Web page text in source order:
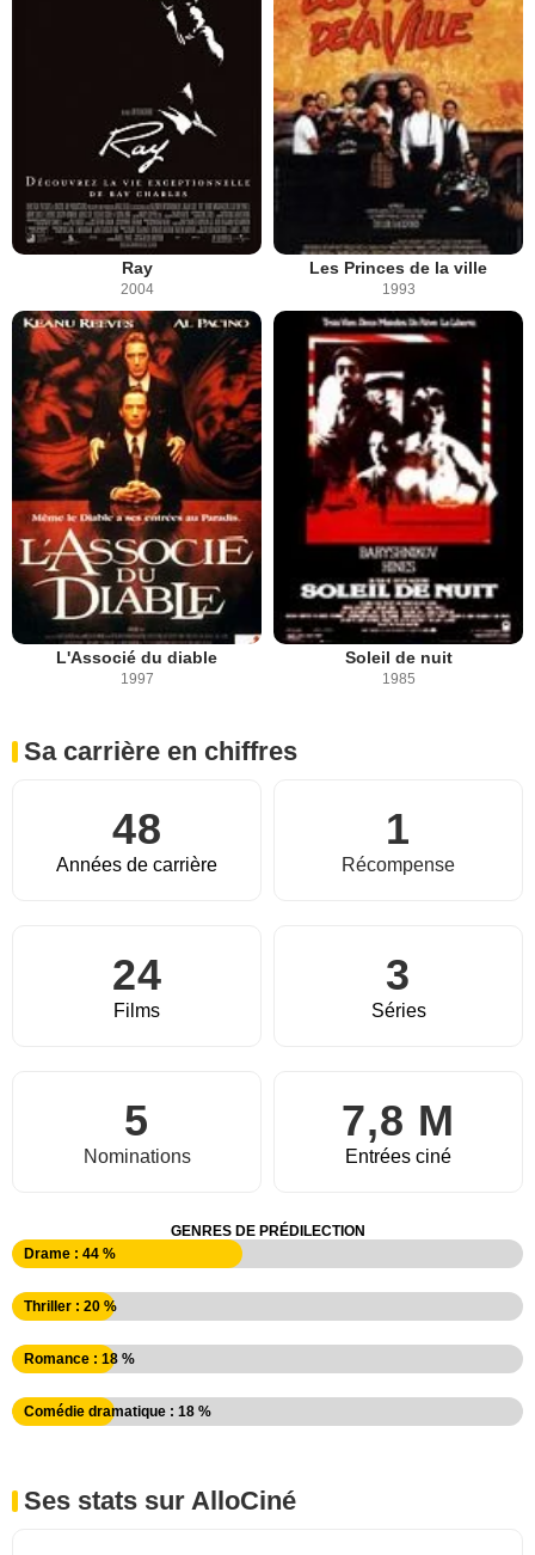
Ray
2004
Les Princes de la ville
1993
L'Associé du diable
1997
Soleil de nuit
1985
Sa carrière en chiffres
48
Années de carrière
1
Récompense
24
Films
3
Séries
5
Nominations
7,8 M
Entrées ciné
GENRES DE PRÉDILECTION
Drame : 44 %
Thriller : 20 %
Romance : 18 %
Comédie dramatique : 18 %
Ses stats sur AlloCiné